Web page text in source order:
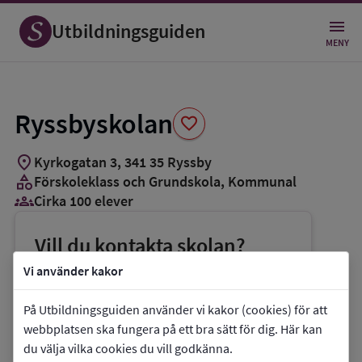
Vi använder kakor
På Utbildningsguiden använder vi kakor (cookies) för att
webbplatsen ska fungera på ett bra sätt för dig. Här kan
du välja vilka cookies du vill godkänna.
Utbildningsguiden MENY
Ryssbyskolan favorite
Spara
som
favorit
location_on Kyrkogatan 3, 341 35 Ryssby
categoryFörskoleklass och Grundskola, Kommunal
groups_3Cirka 100 elever
Vill du kontakta skolan?
phoneTelefon:0733-754154
E-post: ulrik.hultgren@skola.ljungby.se
link Webbplats:Ryssbyskolan